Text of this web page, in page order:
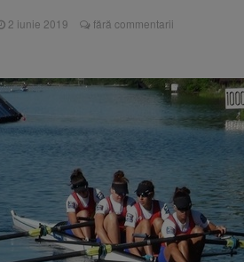
Trafic blocat pe
medicale
Se schimbă
2 iunie 2019 fără commentarii